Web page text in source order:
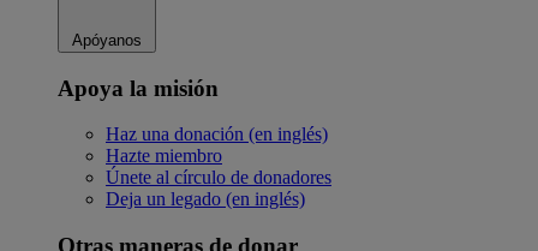
Apóyanos
Apoya la misión
Haz una donación (en inglés)
Hazte miembro
Únete al círculo de donadores
Deja un legado (en inglés)
Otras maneras de donar